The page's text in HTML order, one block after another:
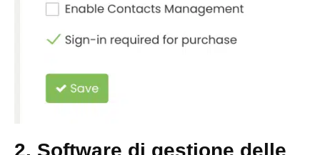
2. Software di gestione delle